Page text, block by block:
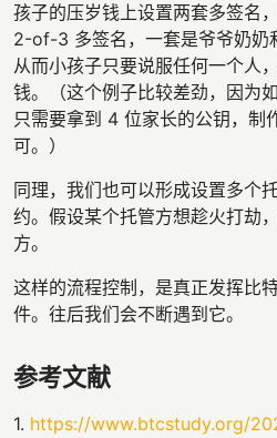
孩子的压岁钱上设置两套多签名
2-of-3 多签名，一套是爷爷奶奶
从而小孩子只要说服任何一个人
钱。（这个例子比较差劲，因为
只需要拿到 4 位家长的公钥，
可。）
同理，我们也可以形成设置多个
约。假设某个托管方想趁火打劫
方。
这样的流程控制，是真正发挥比
件。往后我们会不断遇到它。
参考文献
1. https://www.btcstudy.org/